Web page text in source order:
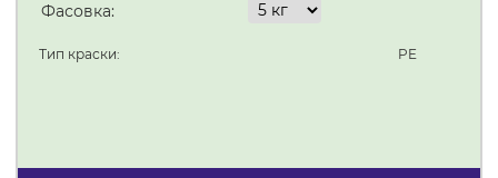
Фасовка:
Тип краски: PE